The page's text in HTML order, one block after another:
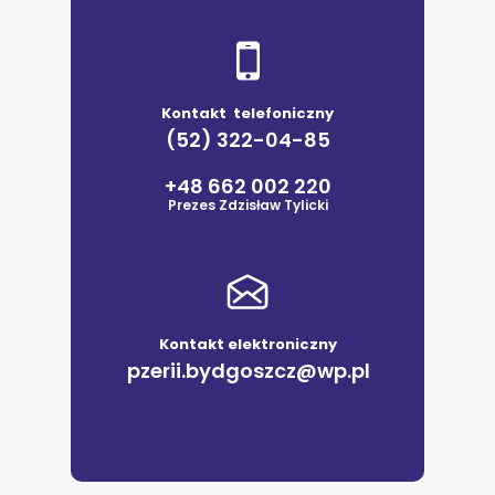
Kontakt elektroniczny
pzerii.bydgoszcz@wp.pl
Kontakt telefoniczny
(52) 322-04-85
+48 662 002 220
Prezes Zdzisław Tylicki